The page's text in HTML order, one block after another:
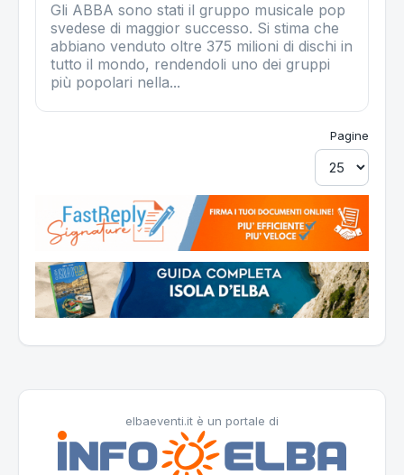
Gli ABBA sono stati il gruppo musicale pop
svedese di maggior successo. Si stima che
abbiano venduto oltre 375 milioni di dischi in
tutto il mondo, rendendoli uno dei gruppi
più popolari nella...
Pagine
elbaeventi.it è un portale di